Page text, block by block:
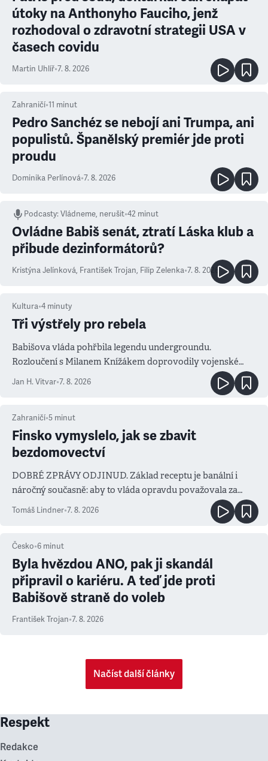
útoky na Anthonyho Fauciho, jenž
rozhodoval o zdravotní strategii USA v
časech covidu
Martin Uhlíř•7. 8. 2026
Zahraničí•11 minut
Pedro Sanchéz se nebojí ani Trumpa, ani
populistů. Španělský premiér jde proti
proudu
Dominika Perlínová•7. 8. 2026
Podcasty:Vládneme, nerušit•42 minut
Ovládne Babiš senát, ztratí Láska klub a
přibude dezinformátorů?
Kristýna Jelínková, František Trojan, Filip Zelenka•7. 8. 2026
Kultura•4 minuty
Tři výstřely pro rebela
Babišova vláda pohřbila legendu undergroundu.
Rozloučení s Milanem Knížákem doprovodily vojenské
salvy i kritika pokrokářů
Jan H. Vitvar•7. 8. 2026
Zahraničí•5 minut
Finsko vymyslelo, jak se zbavit
bezdomovectví
DOBRÉ ZPRÁVY ODJINUD. Základ receptu je banální i
náročný současně: aby to vláda opravdu považovala za
prioritu
Tomáš Lindner•7. 8. 2026
Česko•6 minut
Byla hvězdou ANO, pak ji skandál
připravil o kariéru. A teď jde proti
Babišově straně do voleb
František Trojan•7. 8. 2026
Načíst další články
Respekt
Redakce